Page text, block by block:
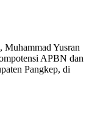
Yusran
APBN dan
Pangkep, di